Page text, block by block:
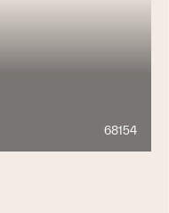
68154